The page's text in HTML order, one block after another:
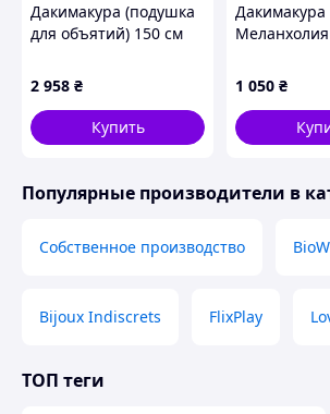
Дакимакура (подушка
для объятий) 150 см
2
2 958 ₴
Купить
Дакимакура
обнимашка)
лутшая с
доставкой
1 050 ₴
Популярные производители в
Собственное производство
Bijoux Indiscrets FlixPlay
ТОП теги